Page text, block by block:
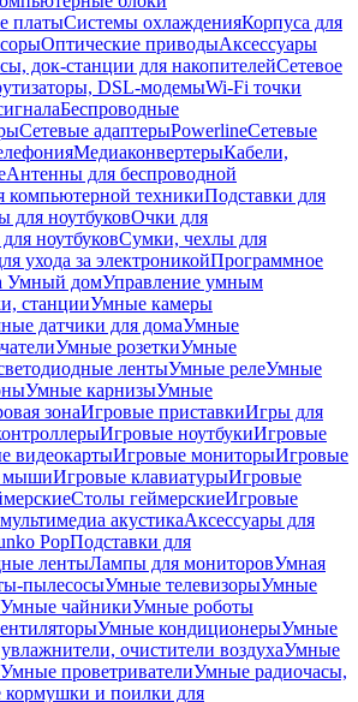
платыСистемы охлажденияКорпуса для
Оптические приводыАксессуары
док-станции для накопителейСетевое
DSL-модемыWi-Fi точки
Беспроводные
Сетевые адаптерыPowerlineСетевые
МедиаконвертерыКабели,
Антенны для беспроводной
компьютерной техникиПодставки для
для ноутбуковОчки для
ноутбуковСумки, чехлы для
ухода за электроникойПрограммное
Умный домУправление умным
станцииУмные камеры
датчики для домаУмные
Умные розеткиУмные
лентыУмные релеУмные
Умные карнизыУмные
зонаИгровые приставкиИгры для
Игровые ноутбукиИгровые
видеокартыИгровые мониторыИгровые
мышиИгровые клавиатурыИгровые
Столы геймерскиеИгровые
акустикаАксессуары для
PopПодставки для
лентыЛампы для мониторовУмная
пылесосыУмные телевизорыУмные
Умные чайникиУмные роботы
Умные кондиционерыУмные
очистители воздухаУмные
Умные проветривателиУмные радиочасы,
и поилки для